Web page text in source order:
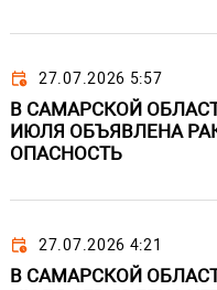
27.07.2026 5:57
В САМАРСКОЙ
ИЮЛЯ ОБЪЯВЛЕНА
ОПАСНОСТЬ
27.07.2026 4:21
В САМАРСКОЙ